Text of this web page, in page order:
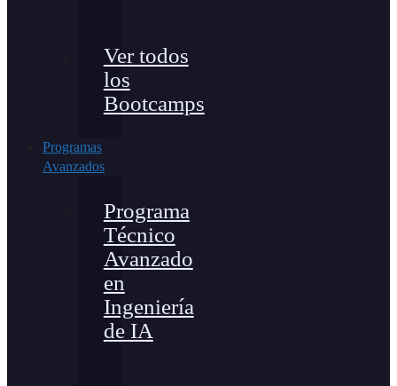
Ver todos
los
Bootcamps
Programas
Avanzados
Programa
Técnico
Avanzado
en
Ingeniería
de IA